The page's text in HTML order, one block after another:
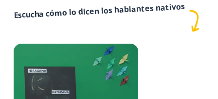
Escucha cómo lo dicen los hablantes nativos